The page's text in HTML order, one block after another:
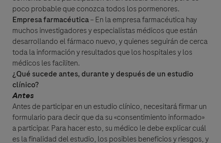
poco probable que conozca todos los pormenores.
Empresa farmacéutica– En la empresa farmacéutica hay
muchos investigadores y especialistas médicos que están
desarrollando el fármaco nuevo, y quienes seguirán de cerca
toda la información y resultados que los hospitales y los
médicos les faciliten.
¿Qué sucede antes, durante y después de un estudio
clínico?
Antes
Antes de participar en un estudio clínico, necesitará firmar un
formulario para decir que da su «consentimiento informado»
a participar. Para hacer esto, su médico le debe explicar cuál
es la finalidad del estudio, los posibles beneficios y riesgos, y